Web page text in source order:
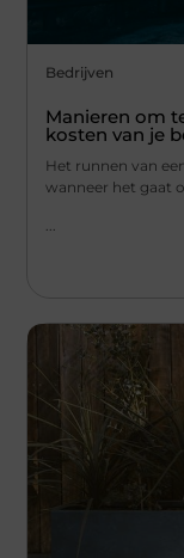
Bedrijven
Manieren om
kosten van je
Het runnen van
wanneer het gaat
...